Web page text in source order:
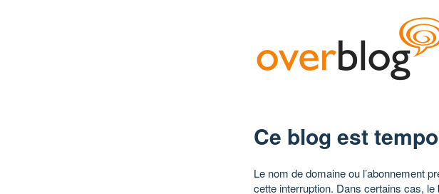
Ce blog est
Le nom de domaine ou l’abonnement
cette interruption. Dans certains cas,